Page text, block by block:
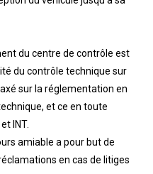
du centre de contrôle est
du contrôle technique sur
sur la réglementation en
et ce en toute
INT.
amiable a pour but de
en cas de litiges